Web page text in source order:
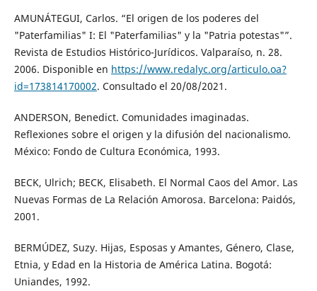
AMUNÁTEGUI, Carlos. “El origen de los poderes del
"Paterfamilias" I: El "Paterfamilias" y la "Patria potestas"”.
Revista de Estudios Histórico-Jurídicos. Valparaíso, n. 28.
2006. Disponible en https://www.redalyc.org/articulo.oa?
id=173814170002. Consultado el 20/08/2021.
ANDERSON, Benedict. Comunidades imaginadas.
Reflexiones sobre el origen y la difusión del nacionalismo.
México: Fondo de Cultura Económica, 1993.
BECK, Ulrich; BECK, Elisabeth. El Normal Caos del Amor. Las
Nuevas Formas de La Relación Amorosa. Barcelona: Paidós,
2001.
BERMÚDEZ, Suzy. Hijas, Esposas y Amantes, Género, Clase,
Etnia, y Edad en la Historia de América Latina. Bogotá:
Uniandes, 1992.